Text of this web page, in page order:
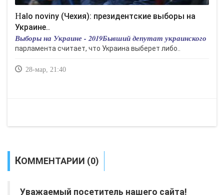
Halo noviny (Чехия): президентские выборы на
Украине..
Выборы на Украине - 2019Бывший депутат украинского
парламента считает, что Украина выберет либо..
28-мар, 21:40
КОММЕНТАРИИ (0)
Уважаемый посетитель нашего сайта!